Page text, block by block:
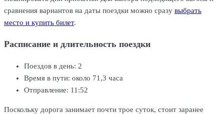
сравнения вариантов на даты поездки можно сразу выбрать
место и купить билет.
Расписание и длительность поездки
Поездов в день: 2
Время в пути: около 71,3 часа
Отправление: 11:52
Поскольку дорога занимает почти трое суток, стоит заранее